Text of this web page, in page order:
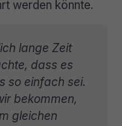
werden könnte.
lange Zeit
dass es
so einfach sei.
bekommen,
gleichen